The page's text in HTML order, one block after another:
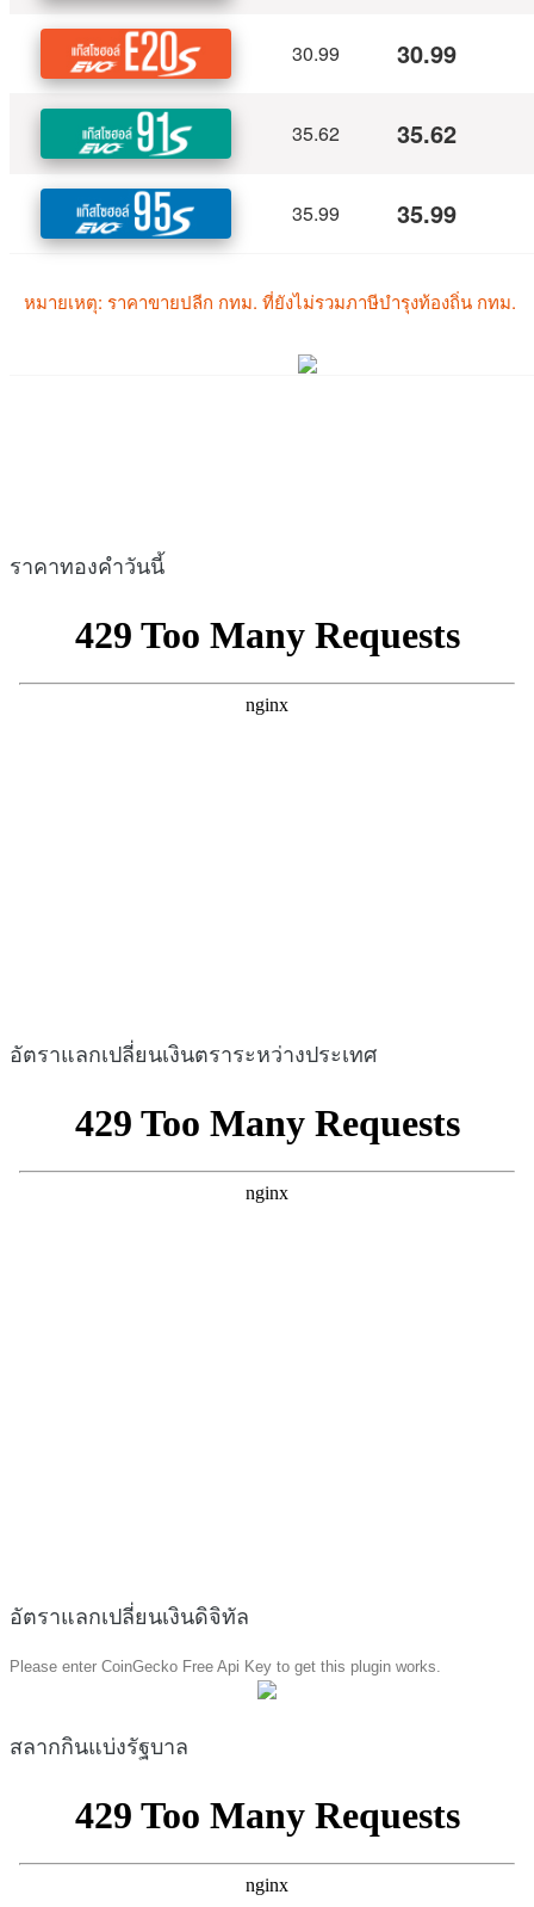
ราคาทองคำวันนี้
อัตราแลกเปลี่ยนเงินตราระหว่างประเทศ
อัตราแลกเปลี่ยนเงินดิจิทัล
Please enter CoinGecko Free Api Key to get this plugin works.
สลากกินแบ่งรัฐบาล